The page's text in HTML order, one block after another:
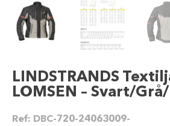
LINDSTRANDS
LOMSEN – Svart/
Ref: DBC-720-24063009-